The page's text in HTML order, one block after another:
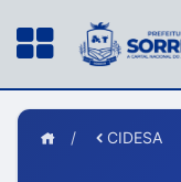
/ CIDESA